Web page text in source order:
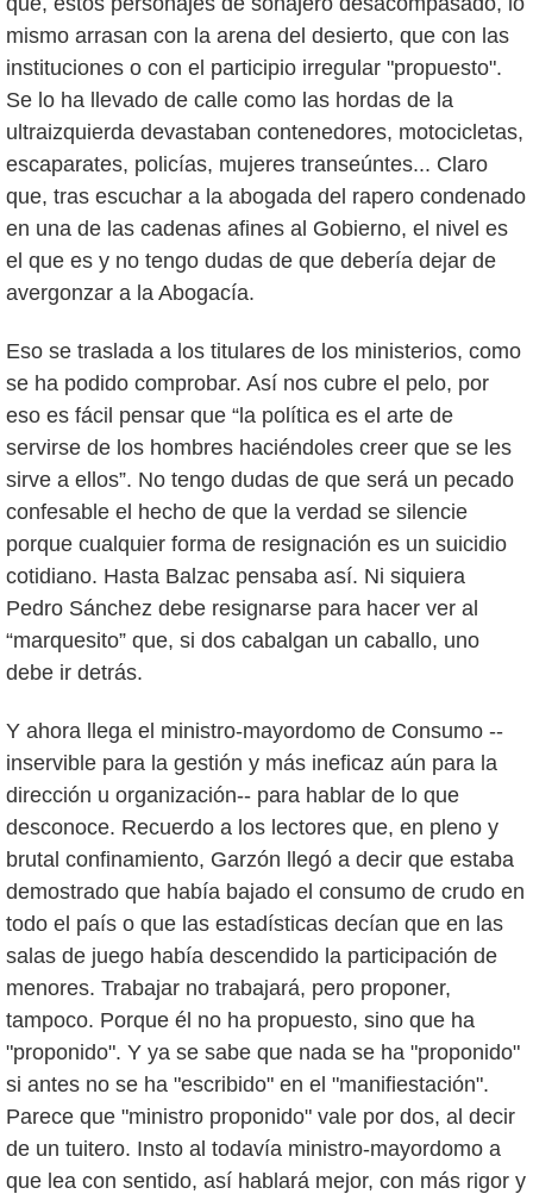
mismo arrasan con la arena del desierto, que con las
instituciones o con el participio irregular "propuesto".
Se lo ha llevado de calle como las hordas de la
ultraizquierda devastaban contenedores, motocicletas,
escaparates, policías, mujeres transeúntes... Claro
que, tras escuchar a la abogada del rapero condenado
en una de las cadenas afines al Gobierno, el nivel es
el que es y no tengo dudas de que debería dejar de
avergonzar a la Abogacía.
Eso se traslada a los titulares de los ministerios, como
se ha podido comprobar. Así nos cubre el pelo, por
eso es fácil pensar que “la política es el arte de
servirse de los hombres haciéndoles creer que se les
sirve a ellos”. No tengo dudas de que será un pecado
confesable el hecho de que la verdad se silencie
porque cualquier forma de resignación es un suicidio
cotidiano. Hasta Balzac pensaba así. Ni siquiera
Pedro Sánchez debe resignarse para hacer ver al
“marquesito” que, si dos cabalgan un caballo, uno
debe ir detrás.
Y ahora llega el ministro-mayordomo de Consumo --
inservible para la gestión y más ineficaz aún para la
dirección u organización-- para hablar de lo que
desconoce. Recuerdo a los lectores que, en pleno y
brutal confinamiento, Garzón llegó a decir que estaba
demostrado que había bajado el consumo de crudo en
todo el país o que las estadísticas decían que en las
salas de juego había descendido la participación de
menores. Trabajar no trabajará, pero proponer,
tampoco. Porque él no ha propuesto, sino que ha
"proponido". Y ya se sabe que nada se ha "proponido"
si antes no se ha "escribido" en el "manifiestación".
Parece que "ministro proponido" vale por dos, al decir
de un tuitero. Insto al todavía ministro-mayordomo a
que lea con sentido, así hablará mejor, con más rigor y